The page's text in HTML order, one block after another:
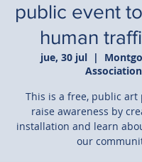
public event
human
jue, 30 jul
  |
Association
This is a free, public art
raise awareness by
installation and learn
our